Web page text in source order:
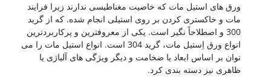
ورق های استیل مات که خاصیت مغناطیسی ندارند زیرا فرایند
مات و خاکستری کردن بر روی استیلی انجام شده. که از گرید
300 و اصطلاحاً نگیر است. یکی از معروفترین و پرکاربردترین
انواع ورق اِستیل مات، گرید 304 است. انواع استیل مات را می
توان بر اساس ابعاد یا ضخامت و دیگر ویژگی های آلیاژی یا
ظاهری نیز دسته بندی کرد.